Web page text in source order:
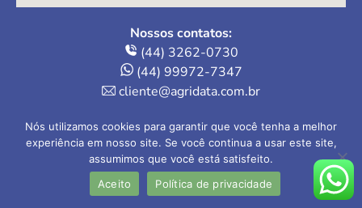
Nossos contatos:
(44) 3262-0730
(44) 99972-7347
cliente@agridata.com.br
Onde estamos:
Av. Herval, 235 – Loja 4
Maringá-PR | 87013-110
Nós utilizamos cookies para garantir que você tenha a melhor
experiência em nosso site. Se você continua a usar este site,
assumimos que você está satisfeito.
Aceito
Política de privacidade